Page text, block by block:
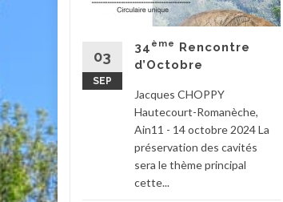
suite
03
SEP
34 ème Rencontre
d’Octobre
Jacques CHOPPY
Hautecourt-Romanèche,
Ain11 - 14 octobre 2024 La
préservation des cavités
sera le thème principal
cette...